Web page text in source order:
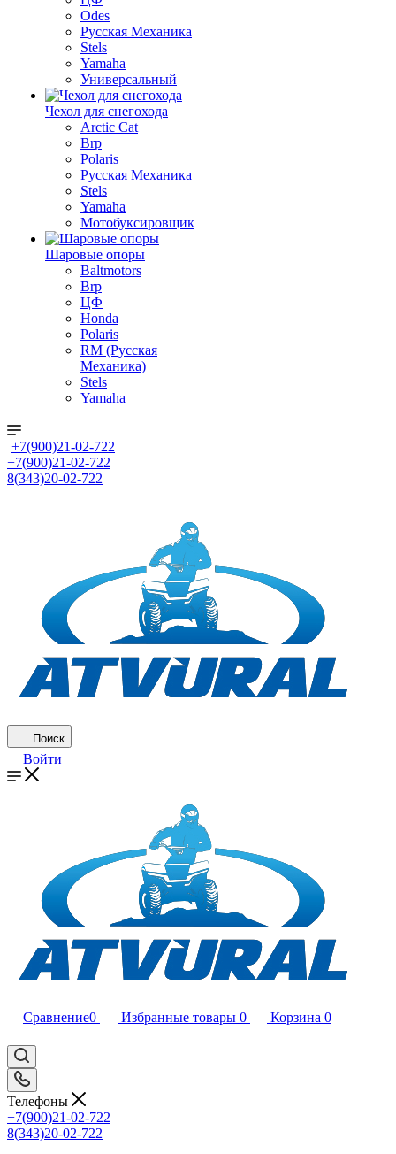
Odes
Русская Механика
Stels
Yamaha
Универсальный
Чехол для снегохода
Arctic Cat
Brp
Polaris
Русская Механика
Stels
Yamaha
Мотобуксировщик
Шаровые опоры
Baltmotors
Brp
ЦФ
Honda
Polaris
RM (Русская
Механика)
Stels
Yamaha
+7(900)21-02-722
+7(900)21-02-722
8(343)20-02-722
Поиск
Войти
Сравнение0 Избранные товары 0 Корзина 0
Телефоны
+7(900)21-02-722
8(343)20-02-722